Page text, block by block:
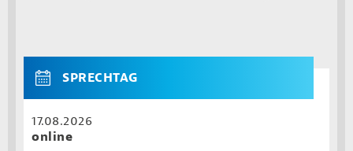
SPRECHTAG
17.08.2026
online